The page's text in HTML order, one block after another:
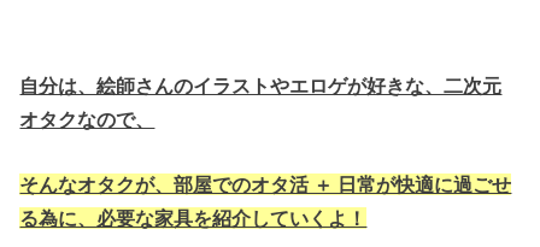
自分は、絵師さんのイラストやエロゲが好きな、二次元
オタクなので、
そんなオタクが、部屋でのオタ活 ＋ 日常が快適に過ごせ
る為に、必要な家具を紹介していくよ！